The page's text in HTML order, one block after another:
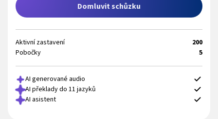
Domluvit schůzku
Aktivní zastavení
200
Pobočky
5
AI generované audio
AI překlady do 11 jazyků
AI asistent